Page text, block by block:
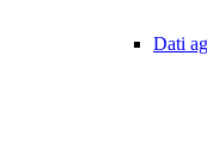
Dati